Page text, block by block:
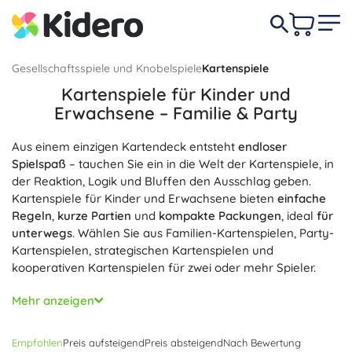
Gesellschaftsspiele und KnobelspieleKartenspiele
Kartenspiele für Kinder und
Erwachsene – Familie & Party
Aus einem einzigen Kartendeck entsteht endloser
Spielspaß – tauchen Sie ein in die Welt der Kartenspiele, in
der Reaktion, Logik und Bluffen den Ausschlag geben.
Kartenspiele für Kinder und Erwachsene bieten einfache
Regeln, kurze Partien und kompakte Packungen, ideal für
unterwegs. Wählen Sie aus Familien-Kartenspielen, Party-
Kartenspielen, strategischen Kartenspielen und
kooperativen Kartenspielen für zwei oder mehr Spieler.
Kinderkartenspiele fördern
Gedächtnisund
und Erwachsene schätzen taktische und strategische
Mehr anzeigen
EmpfohlenPreis aufsteigendPreis absteigendNach Bewertung